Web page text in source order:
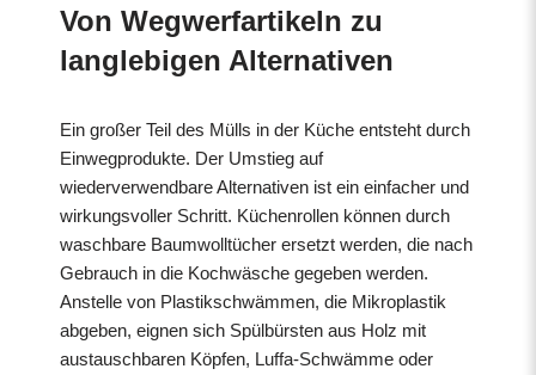
Von Wegwerfartikeln zu
langlebigen Alternativen
Ein großer Teil des Mülls in der Küche entsteht durch
Einwegprodukte. Der Umstieg auf
wiederverwendbare Alternativen ist ein einfacher und
wirkungsvoller Schritt. Küchenrollen können durch
waschbare Baumwolltücher ersetzt werden, die nach
Gebrauch in die Kochwäsche gegeben werden.
Anstelle von Plastikschwämmen, die Mikroplastik
abgeben, eignen sich Spülbürsten aus Holz mit
austauschbaren Köpfen, Luffa-Schwämme oder